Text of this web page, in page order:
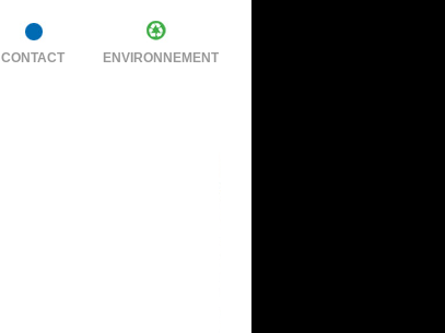
CONTACT ENVIRONNEMENT